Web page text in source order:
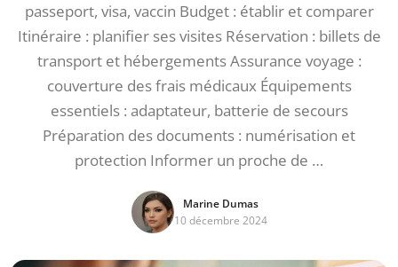
passeport, visa, vaccin Budget : établir et comparer
Itinéraire : planifier ses visites Réservation : billets de
transport et hébergements Assurance voyage :
couverture des frais médicaux Équipements
essentiels : adaptateur, batterie de secours
Préparation des documents : numérisation et
protection Informer un proche de …
Marine Dumas
10 décembre 2024